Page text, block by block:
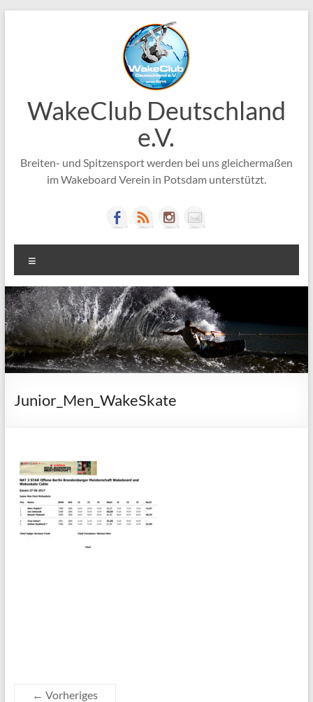
WakeClub Deutschland
e.V.
Breiten- und Spitzensport werden bei uns gleichermaßen
im Wakeboard Verein in Potsdam unterstützt.
Junior_Men_WakeSkate
← Vorheriges